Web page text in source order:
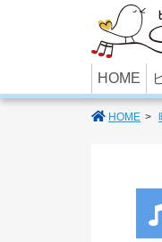
HOME
HOME